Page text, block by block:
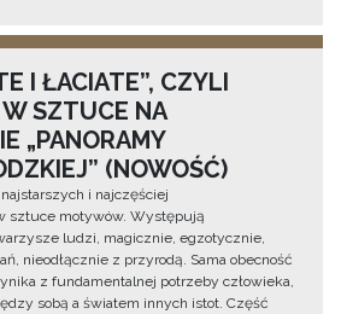
I ŁACIATE”, CZYLI
SZTUCE NA
„PANORAMY
(NOWOŚĆ)
i najczęściej
sztuce motywów. Występują
ludzi, magicznie, egzotycznie,
nieodłącznie z przyrodą. Sama obecność
z fundamentalnej potrzeby człowieka,
sobą a światem innych istot. Część